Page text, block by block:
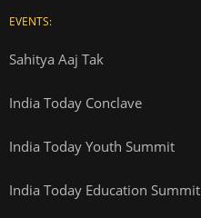
EVENTS:
Sahitya Aaj Tak
India Today Conclave
India Today Youth Summit
India Today Education Summit